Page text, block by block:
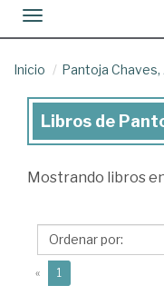
Toggle navigation
Inicio Pantoja
Libros
Pantoja
Antonio
Libros de
Mostrando libros
« 1